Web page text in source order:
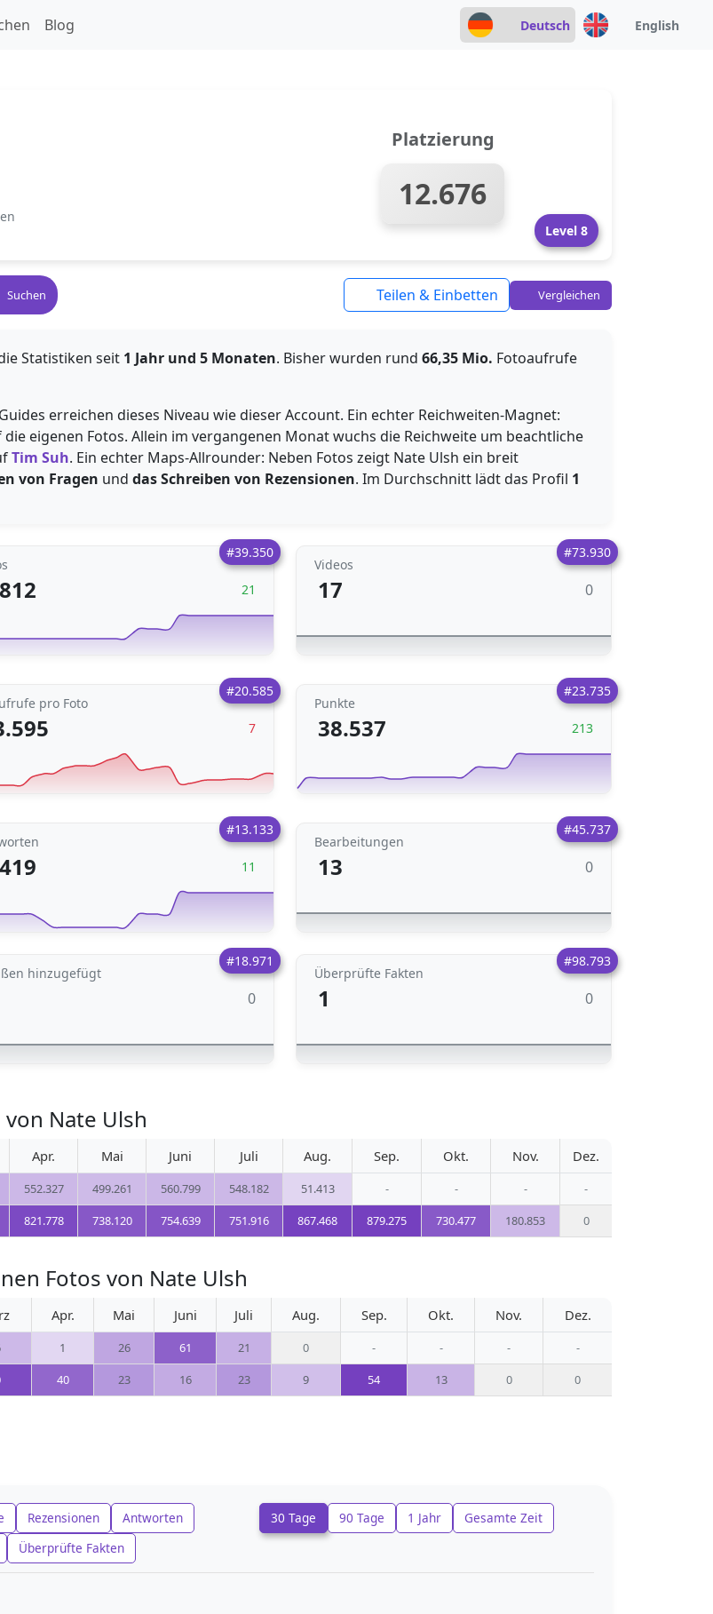
Blog Deutsch English
Platzierung
12.676
Level 8
Suchen Teilen & Einbetten Vergleichen
Statistiken seit 1 Jahr und 5 Monaten. Bisher wurden rund 66,35 Mio. Fotoaufrufe
erreichen dieses Niveau wie dieser Account. Ein echter Reichweiten-Magnet:
die eigenen Fotos. Allein im vergangenen Monat wuchs die Reichweite um beachtliche
Tim Suh. Ein echter Maps-Allrounder: Neben Fotos zeigt Nate Ulsh ein breit
von Fragen und das Schreiben von Rezensionen. Im Durchschnitt lädt das Profil 1
#39.350
21
#73.930
Videos
17 0
#20.585
pro Foto
7
#23.735
Punkte
38.537 213
#13.133
11
#45.737
Bearbeitungen
13 0
#18.971
hinzugefügt
0
#98.793
Überprüfte Fakten
1 0
Nate Ulsh
Apr. Mai Juni Juli Aug. Sep. Okt. Nov. Dez.
552.327 499.261 560.799 548.182 51.413 - - -
-
821.778 738.120 754.639 751.916 867.468 879.275 730.477 180.853 0
Fotos von Nate Ulsh
Apr. Mai Juni Juli Aug. Sep. Okt. Nov. Dez.
1 26 61 21 0 - - -
-
40 23 16 23 9 54 13 0 0
Rezensionen
Antworten
Überprüfte Fakten
30 Tage 90 Tage 1 Jahr Gesamte Zeit